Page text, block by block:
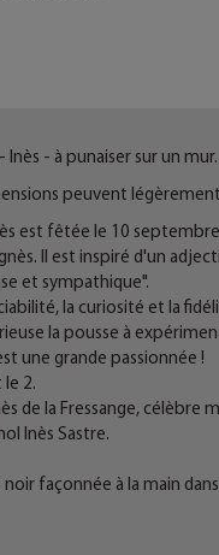
- à punaiser sur un mur.
peuvent
est fêtée le 10
Il est inspiré d'un
et sympathique".
la curiosité et la
la pousse à
une grande passionnée !
2.
de la Fressange,
Inès Sastre.
façonnée à la main